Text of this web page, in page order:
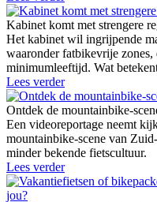
Kabinet komt met strengere
Het kabinet wil ingrijpende
waaronder fatbikevrije zones,
minimumleeftijd. Wat
Lees verder
Ontdek de mountainbike-
Een videoreportage neemt
mountainbike-scene van
minder bekende fietscultuur.
Lees verder